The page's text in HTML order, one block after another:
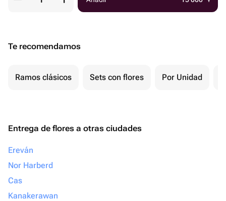
Te recomendamos
Ramos clásicos Sets con flores Por Unidad
Entrega de flores a otras ciudades
Ereván
Nor Harberd
Cas
Kanakerawan